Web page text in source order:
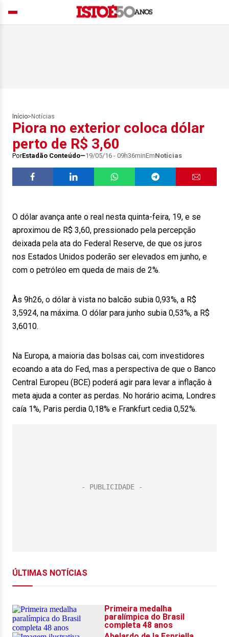
Início> Notícias
Piora no exterior coloca dólar
perto de R$ 3,60
PorEstadão Conteúdo 19/05/16 - 09h36minEmNotícias
O dólar avança ante o real nesta quinta-feira, 19, e se
aproximou de R$ 3,60, pressionado pela percepção
deixada pela ata do Federal Reserve, de que os juros
nos Estados Unidos poderão ser elevados em junho, e
com o petróleo em queda de mais de 2%.
Às 9h26, o dólar à vista no balcão subia 0,93%, a R$
3,5924, na máxima. O dólar para junho subia 0,53%, a R$
3,6010.
Na Europa, a maioria das bolsas cai, com investidores
ecoando a ata do Fed, mas a perspectiva de que o Banco
Central Europeu (BCE) poderá agir para levar a inflação à
meta ajuda a conter as perdas. No horário acima, Londres
caía 1%, Paris perdia 0,18% e Frankfurt cedia 0,52%.